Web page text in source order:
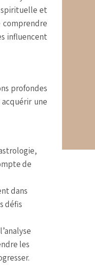
spirituelle et
influencent
profondes
une
de
dans
défis
les